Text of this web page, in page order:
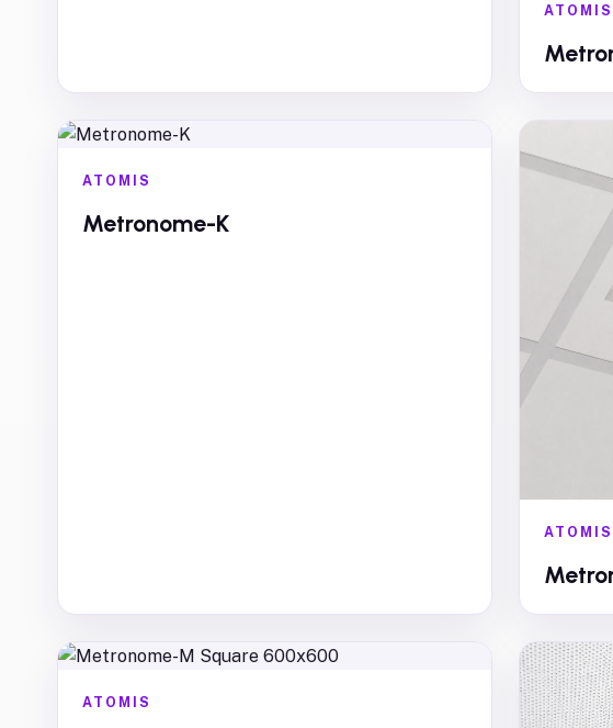
ATOMIS
ATOMIS
Metronome-K
ATOMIS
ATOMIS